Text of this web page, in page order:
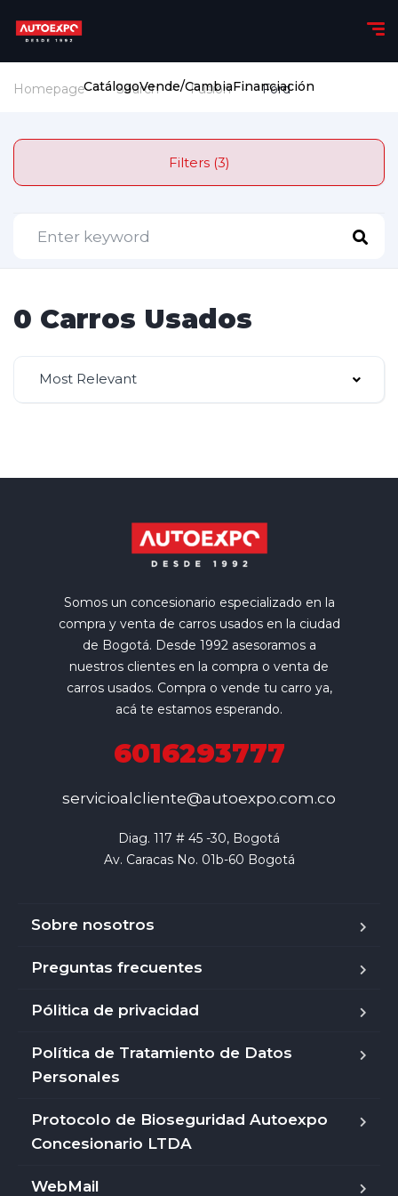
CatálogoVende/CambiaFinanciación
Homepage Search Fusion Ford
Filters (3)
0 Carros Usados
Most Relevant
Somos un concesionario especializado en la
compra y venta de carros usados en la ciudad
de Bogotá. Desde 1992 asesoramos a
nuestros clientes en la compra o venta de
carros usados. Compra o vende tu carro ya,
acá te estamos esperando.
6016293777
servicioalcliente@autoexpo.com.co
Diag. 117 # 45 -30, Bogotá
Av. Caracas No. 01b-60 Bogotá
Sobre nosotros
Preguntas frecuentes
Pólitica de privacidad
Política de Tratamiento de Datos
Personales
Protocolo de Bioseguridad Autoexpo
Concesionario LTDA
WebMail